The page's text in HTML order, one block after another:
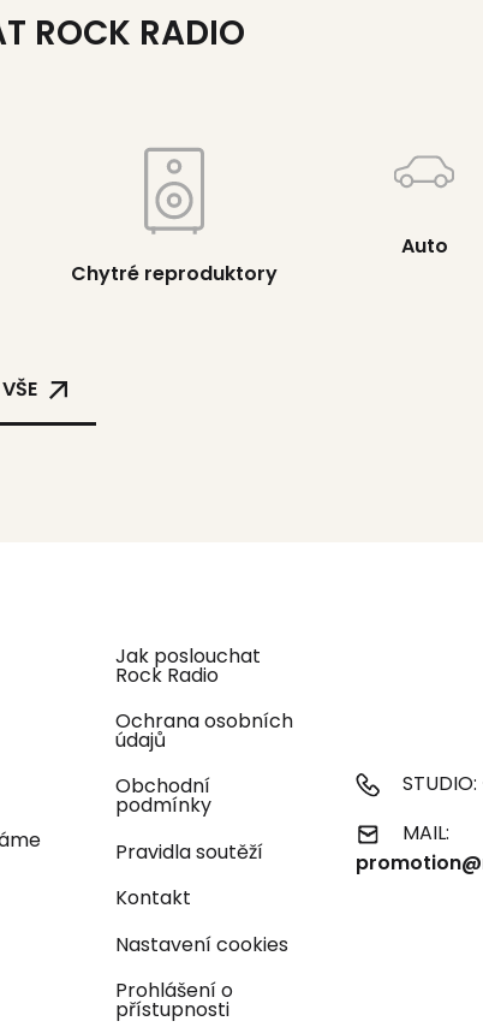
ROCK RADIO
Chytré reproduktory
Auto
Jak poslouchat
Rock Radio
Ochrana osobních
údajů
Obchodní
podmínky
Pravidla soutěží
Kontakt
Nastavení cookies
Prohlášení o
přístupnosti
STUDIO:
MAIL: